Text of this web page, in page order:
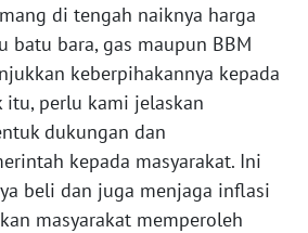
di tengah naiknya harga
batu bara, gas maupun BBM
keberpihakannya kepada
itu, perlu kami jelaskan
dukungan dan
kepada masyarakat. Ini
beli dan juga menjaga inflasi
masyarakat memperoleh